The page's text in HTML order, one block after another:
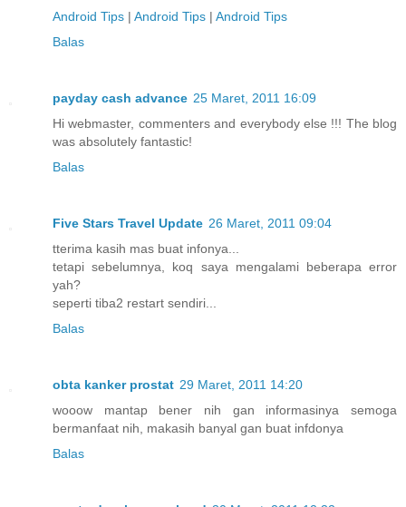
Android Tips | Android Tips | Android Tips
Balas
payday cash advance 25 Maret, 2011 16:09
Hi webmaster, commenters and everybody else !!! The blog
was absolutely fantastic!
Balas
Five Stars Travel Update 26 Maret, 2011 09:04
tterima kasih mas buat infonya...
tetapi sebelumnya, koq saya mengalami beberapa error
yah?
seperti tiba2 restart sendiri...
Balas
obta kanker prostat 29 Maret, 2011 14:20
wooow mantap bener nih gan informasinya semoga
bermanfaat nih, makasih banyal gan buat infdonya
Balas